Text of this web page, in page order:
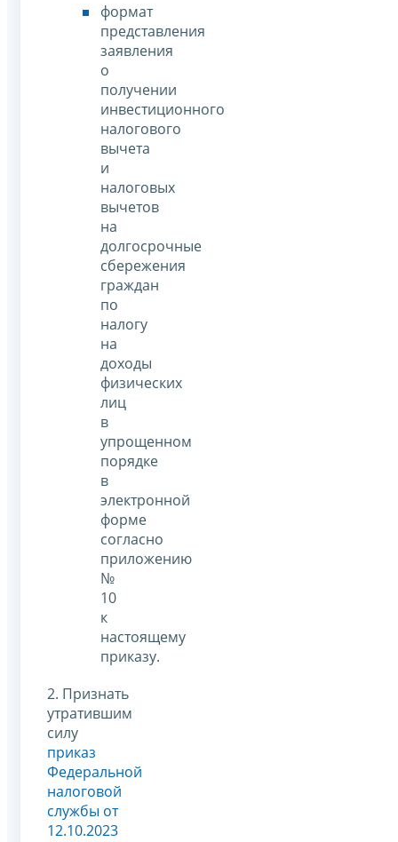
формат
представления
заявления
о
получении
инвестиционного
налогового
вычета
и
налоговых
вычетов
на
долгосрочные
сбережения
граждан
по
налогу
на
доходы
физических
лиц
в
упрощенном
порядке
в
электронной
форме
согласно
приложению
№
10
к
настоящему
приказу.
2. Признать
утратившим
силу
приказ
Федеральной
налоговой
службы от
12.10.2023